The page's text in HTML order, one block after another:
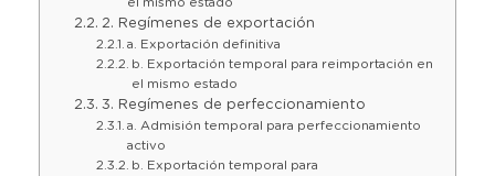
2. Regímenes de exportación
a. Exportación definitiva
b. Exportación temporal para reimportación en
el mismo estado
3. Regímenes de perfeccionamiento
a. Admisión temporal para perfeccionamiento
activo
b. Exportación temporal para